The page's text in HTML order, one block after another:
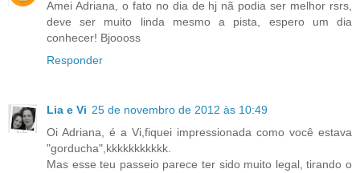
Amei Adriana, o fato no dia de hj nã podia ser melhor rsrs,
deve ser muito linda mesmo a pista, espero um dia
conhecer! Bjoooss
Responder
Lia e Vi 25 de novembro de 2012 às 10:49
Oi Adriana, é a Vi,fiquei impressionada como você estava
"gorducha",kkkkkkkkkkk.
Mas esse teu passeio parece ter sido muito legal, tirando o